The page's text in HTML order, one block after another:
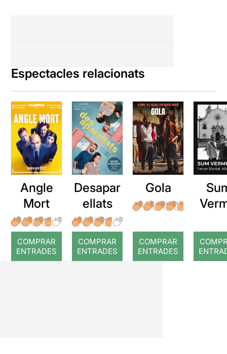
Espectacles relacionats
Angle
Mort
COMPRAR
ENTRADES
Desapar
ellats
COMPRAR
ENTRADES
Gola
COMPRAR
ENTRADES